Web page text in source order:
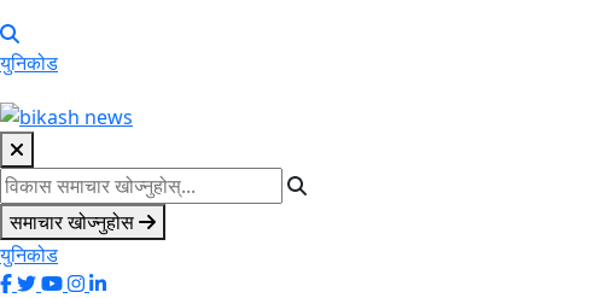
युनिकोड
समाचार खोज्नुहोस
युनिकोड